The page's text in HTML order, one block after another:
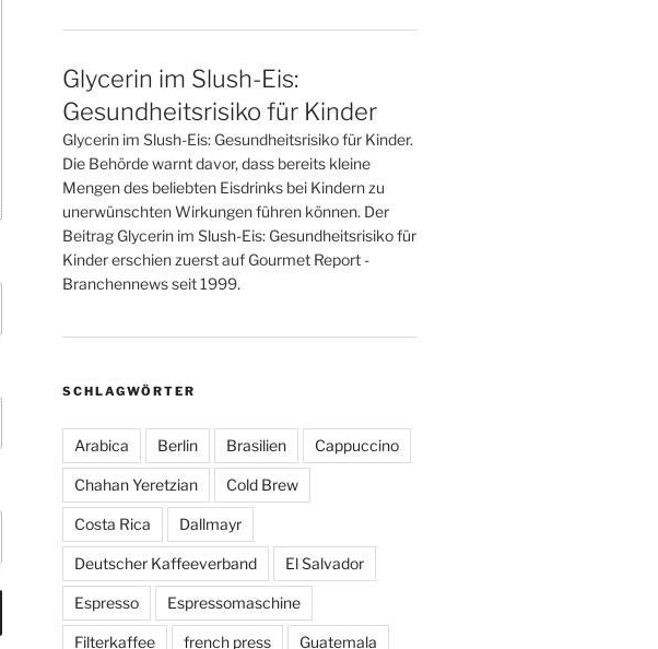
Glycerin im Slush-Eis:
Gesundheitsrisiko für Kinder
Glycerin im Slush-Eis: Gesundheitsrisiko für Kinder.
Die Behörde warnt davor, dass bereits kleine
Mengen des beliebten Eisdrinks bei Kindern zu
unerwünschten Wirkungen führen können. Der
Beitrag Glycerin im Slush-Eis: Gesundheitsrisiko für
Kinder erschien zuerst auf Gourmet Report -
Branchennews seit 1999.
SCHLAGWÖRTER
Arabica Berlin Brasilien Cappuccino
Chahan Yeretzian Cold Brew
Costa Rica Dallmayr
Deutscher Kaffeeverband El Salvador
Espresso Espressomaschine
Filterkaffee french press Guatemala